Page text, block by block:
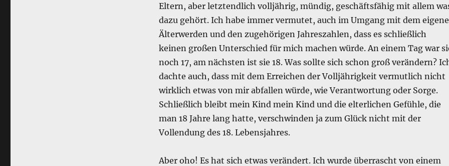
Eltern, aber letztendlich volljährig, mündig, geschäftsfähig mit allem
dazu gehört. Ich habe immer vermutet, auch im Umgang mit dem
Älterwerden und den zugehörigen Jahreszahlen, dass es schließlich
keinen großen Unterschied für mich machen würde. An einem Tag war
noch 17, am nächsten ist sie 18. Was sollte sich schon groß verändern?
dachte auch, dass mit dem Erreichen der Volljährigkeit vermutlich nicht
wirklich etwas von mir abfallen würde, wie Verantwortung oder Sorge.
Schließlich bleibt mein Kind mein Kind und die elterlichen Gefühle, die
man 18 Jahre lang hatte, verschwinden ja zum Glück nicht mit der
Vollendung des 18. Lebensjahres.
Aber oho! Es hat sich etwas verändert. Ich wurde überrascht von einem